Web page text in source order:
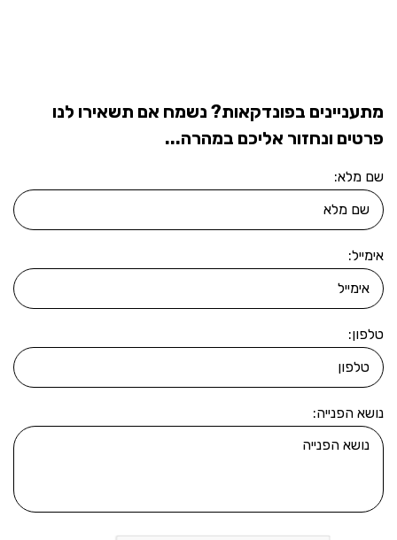
מתעניינים בפונדקאות? נשמח אם תשאירו לנו
פרטים ונחזור אליכם במהרה...
שם מלא:
אימייל:
טלפון:
נושא הפנייה: